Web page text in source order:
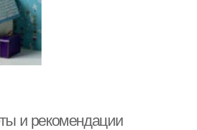
и рекомендации